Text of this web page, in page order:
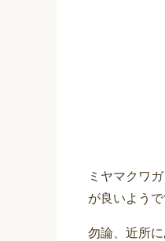
ミヤマクワ
が良いようで
勿論、近所